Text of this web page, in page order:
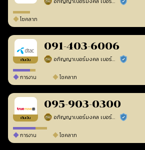
ร้านยืนยันแล้ว
โชคลาภ
เติมเงิน
091-403-6006
อภิญญาเบอร์มงคล เบอร์สวยเลขศาสตร์ ร้านยืนยันแล้ว
การงาน โชคลาภ
เติมเงิน
095-903-0300
อภิญญาเบอร์มงคล เบอร์สวยเลขศาสตร์ ร้านยืนยันแล้ว
การงาน โชคลาภ